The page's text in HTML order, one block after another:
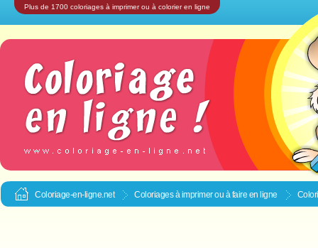
Plus de 1700 coloriages à imprimer ou à colorier en ligne
Coloriage-en-ligne.net Coloriages à imprimer ou à faire en ligne